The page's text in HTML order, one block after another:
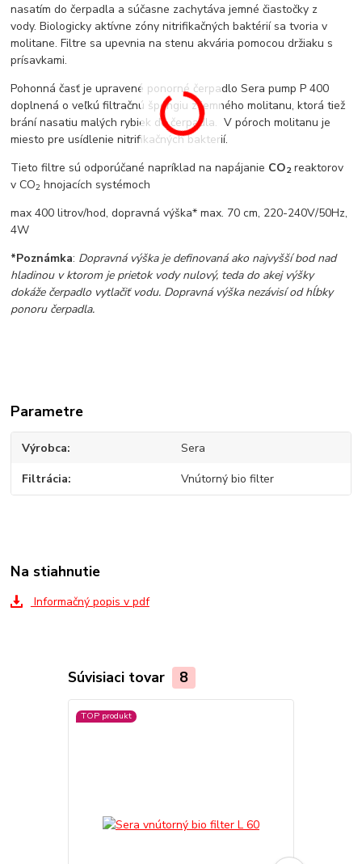
nasatím do čerpadla a súčasne zachytáva jemné čiastočky z
vody. Biologicky aktívne zóny nitrifikačných baktérií sa tvoria v
molitane. Filtre sa upevnia na stenu akvária pomocou držiaku s
prísavkami.
Pohonná časť je upravené ponorné čerpadlo Sera pump P 400
doplnená o veľkú filtračnú špongiu z jemného molitanu, ktorá tiež
brání nasatiu malých rybiek do čerpadla. V póroch molitanu je
miesto pre usídlenie nitrifikačných bakterií.
Tieto filtre sú odporúčané napríklad na napájanie CO2 reaktorov
v CO2 hnojacích systémoch
max 400 litrov/hod, dopravná výška* max. 70 cm, 220-240V/50Hz,
4W
*Poznámka: Dopravná výška je definovaná ako najvyšší bod nad
hladinou v ktorom je prietok vody nulový, teda do akej výšky
dokáže čerpadlo vytlačiť vodu. Dopravná výška nezávisí od hĺbky
ponoru čerpadla.
Parametre
Výrobca Sera
Filtrácia Vnútorný bio filter
Na stiahnutie
Informačný popis v pdf
Súvisiaci tovar 8
TOP produkt